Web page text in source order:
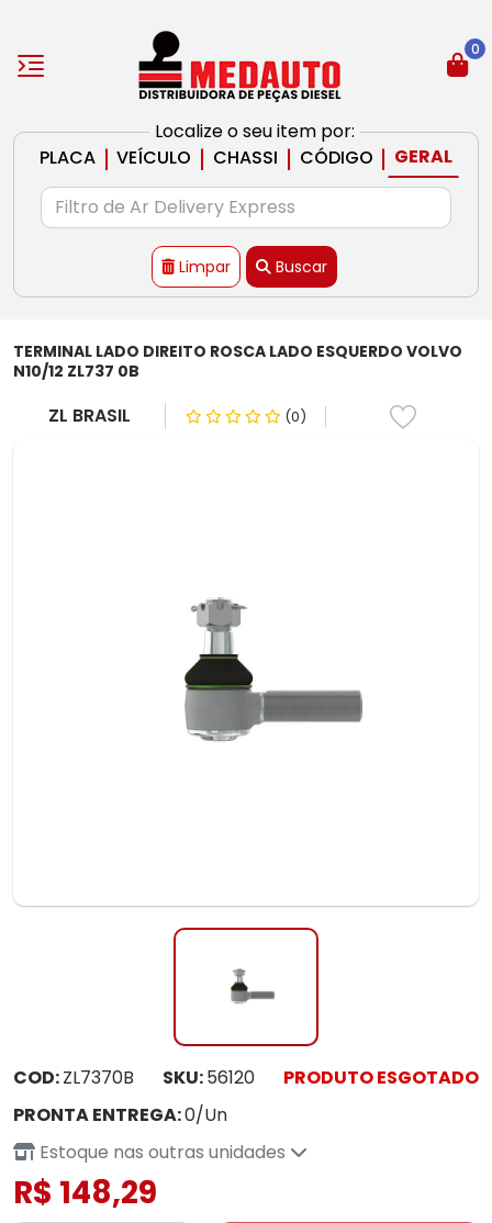
Localize o seu item por:
PLACA | VEÍCULO | CHASSI | CÓDIGO | GERAL
Limpar Buscar
0
TERMINAL LADO DIREITO ROSCA LADO ESQUERDO VOLVO
N10/12 ZL737 0B
ZL BRASIL (0)
COD:ZL7370B SKU:56120
PRODUTO ESGOTADO
PRONTA ENTREGA:0/Un
Estoque nas outras unidades
R$ 148,29